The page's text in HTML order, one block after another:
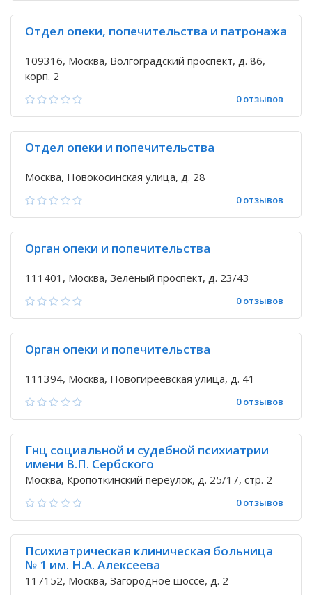
Отдел опеки, попечительства и патронажа
109316, Москва, Волгоградский проспект, д. 86,
корп. 2
0 отзывов
Отдел опеки и попечительства
Москва, Новокосинская улица, д. 28
0 отзывов
Орган опеки и попечительства
111401, Москва, Зелёный проспект, д. 23/43
0 отзывов
Орган опеки и попечительства
111394, Москва, Новогиреевская улица, д. 41
0 отзывов
Гнц социальной и судебной психиатрии
имени В.П. Сербского
Москва, Кропоткинский переулок, д. 25/17, стр. 2
0 отзывов
Психиатрическая клиническая больница
№ 1 им. Н.А. Алексеева
117152, Москва, Загородное шоссе, д. 2